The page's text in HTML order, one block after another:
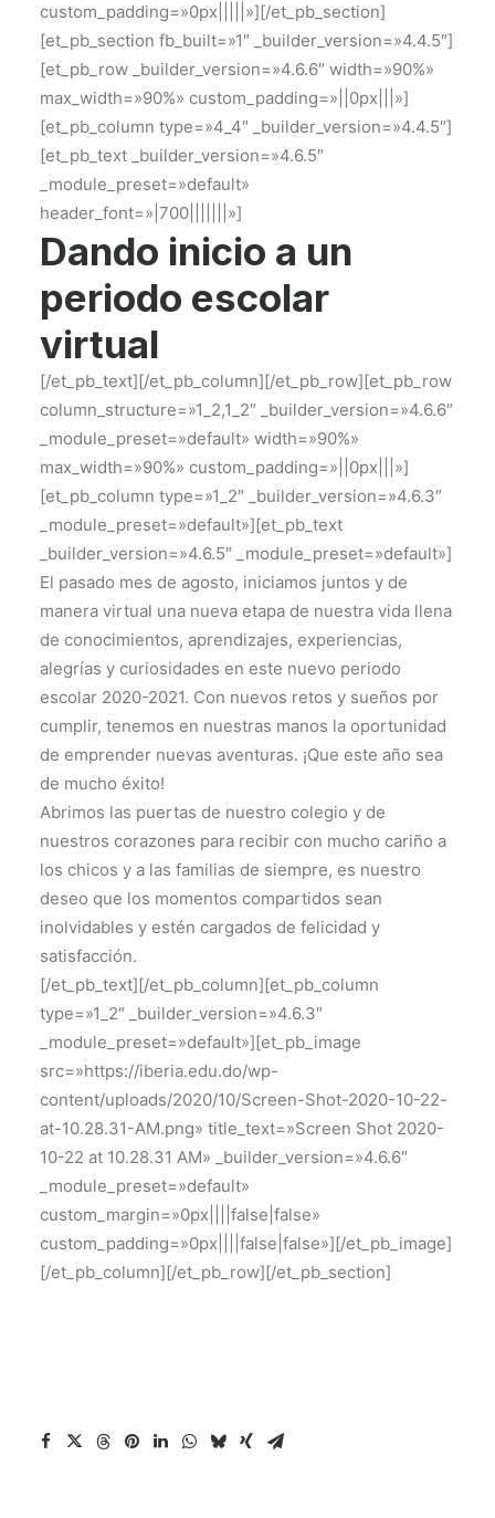
custom_padding=»0px|||||»][/et_pb_section]
[et_pb_section fb_built=»1″ _builder_version=»4.4.5″]
[et_pb_row _builder_version=»4.6.6″ width=»90%»
max_width=»90%» custom_padding=»||0px|||»]
[et_pb_column type=»4_4″ _builder_version=»4.4.5″]
[et_pb_text _builder_version=»4.6.5″
_module_preset=»default»
header_font=»|700|||||||»]
Dando inicio a un
periodo escolar
virtual
[/et_pb_text][/et_pb_column][/et_pb_row][et_pb_row
column_structure=»1_2,1_2″ _builder_version=»4.6.6″
_module_preset=»default» width=»90%»
max_width=»90%» custom_padding=»||0px|||»]
[et_pb_column type=»1_2″ _builder_version=»4.6.3″
_module_preset=»default»][et_pb_text
_builder_version=»4.6.5″ _module_preset=»default»]
El pasado mes de agosto, iniciamos juntos y de
manera virtual una nueva etapa de nuestra vida llena
de conocimientos, aprendizajes, experiencias,
alegrías y curiosidades en este nuevo periodo
escolar 2020-2021. Con nuevos retos y sueños por
cumplir, tenemos en nuestras manos la oportunidad
de emprender nuevas aventuras. ¡Que este año sea
de mucho éxito!
Abrimos las puertas de nuestro colegio y de
nuestros corazones para recibir con mucho cariño a
los chicos y a las familias de siempre, es nuestro
deseo que los momentos compartidos sean
inolvidables y estén cargados de felicidad y
satisfacción.
[/et_pb_text][/et_pb_column][et_pb_column
type=»1_2″ _builder_version=»4.6.3″
_module_preset=»default»][et_pb_image
src=»https://iberia.edu.do/wp-
content/uploads/2020/10/Screen-Shot-2020-10-22-
at-10.28.31-AM.png» title_text=»Screen Shot 2020-
10-22 at 10.28.31 AM» _builder_version=»4.6.6″
_module_preset=»default»
custom_margin=»0px||||false|false»
custom_padding=»0px||||false|false»][/et_pb_image]
[/et_pb_column][/et_pb_row][/et_pb_section]